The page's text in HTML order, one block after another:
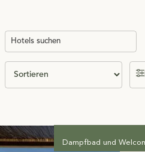
Dampfbad und